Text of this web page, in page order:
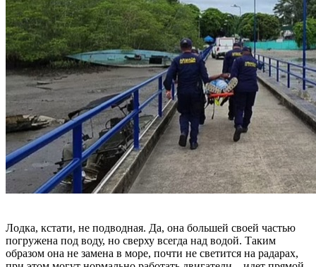
Лодка, кстати, не подводная. Да, она большей своей частью
погружена под воду, но сверху всегда над водой. Таким
образом она не замена в море, почти не светится на радарах,